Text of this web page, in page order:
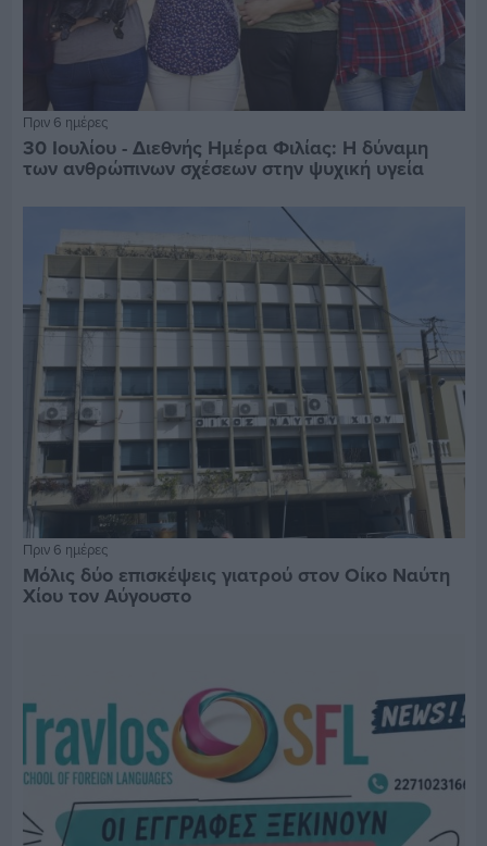
Πριν 6 ημέρες
30 Ιουλίου - Διεθνής Ημέρα Φιλίας: Η δύναμη
των ανθρώπινων σχέσεων στην ψυχική υγεία
Πριν 6 ημέρες
Μόλις δύο επισκέψεις γιατρού στον Οίκο Ναύτη
Χίου τον Αύγουστο